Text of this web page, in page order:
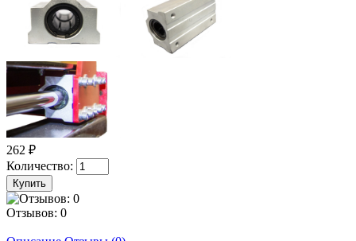
262 ₽
Количество:
Отзывов: 0